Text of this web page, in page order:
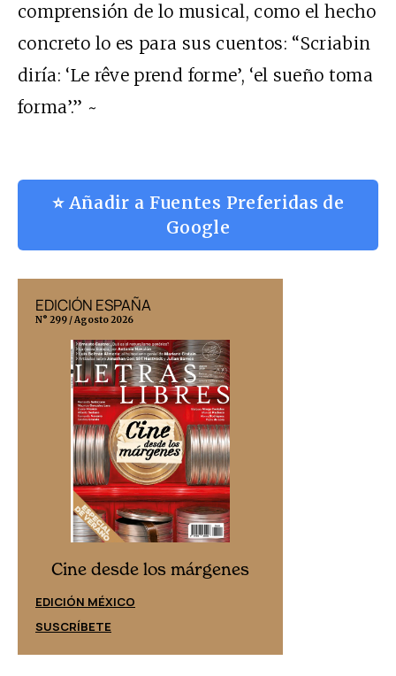
comprensión de lo musical, como el hecho
concreto lo es para sus cuentos: “Scriabin
diría: ‘Le rêve prend forme’, ‘el sueño toma
forma’.” ~
⭐ Añadir a Fuentes Preferidas de
Google
EDICIÓN ESPAÑA
N° 299 / Agosto 2026
Cine desde los márgenes
EDICIÓN MÉXICO
SUSCRÍBETE